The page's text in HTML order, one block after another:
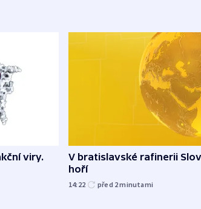
viry.
V bratislavské rafinerii
hoří
14:22 před 2minutami